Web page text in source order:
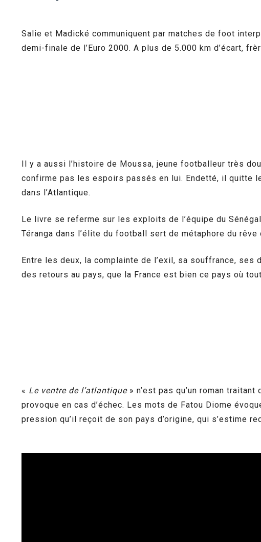
Salie et Madické communiquent par matches de foot
demi-finale de l’Euro 2000. A plus de 5.000 km d’écart,
Il y a aussi l’histoire de Moussa, jeune footballeur très
confirme pas les espoirs passés en lui. Endetté, il quitte
dans l’Atlantique.
Le livre se referme sur les exploits de l’équipe du
Téranga dans l’élite du football sert de métaphore du
Entre les deux, la complainte de l’exil, sa souffrance,
des retours au pays, que la France est bien ce pays où
« Le ventre de l’atlantique» n’est pas qu’un roman
provoque en cas d’échec. Les mots de Fatou Diome
pression qu’il reçoit de son pays d’origine, qui s’estime